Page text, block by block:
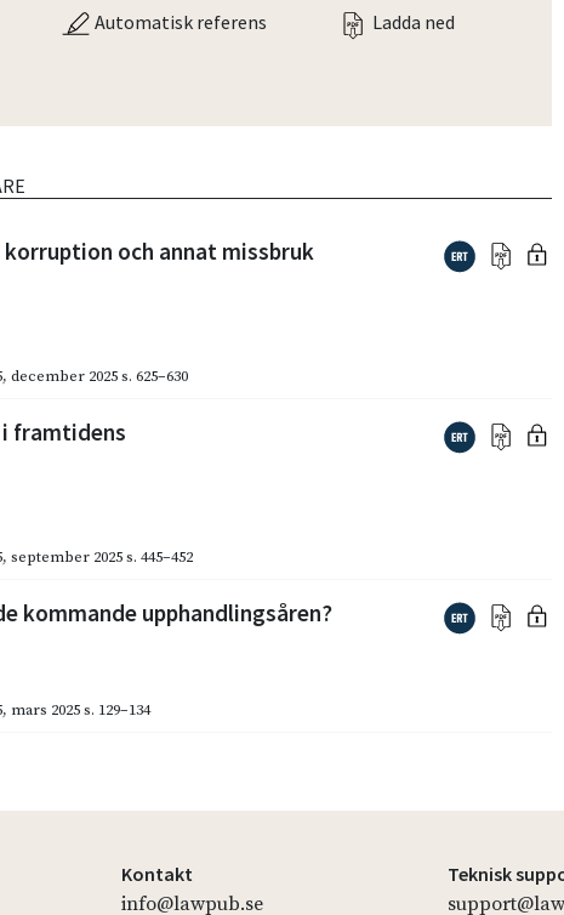
Automatisk referens Ladda ned
och annat missbruk
,december 2025 s. 625–630
framtidens
,september 2025 s. 445–452
kommande upphandlingsåren?
, mars 2025 s. 129–134
Kontakt
info@lawpub.se
Teknisk